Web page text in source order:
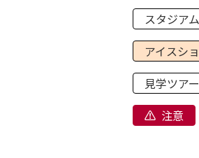
スタジア
アイスシ
見学ツアー
注意